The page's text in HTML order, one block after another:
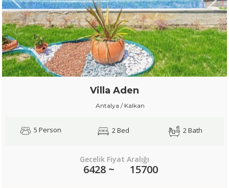
Villa Aden
Antalya / Kalkan
5 Person 2 Bed 2 Bath
Gecelik Fiyat Aralığı
6428 ~ 15700